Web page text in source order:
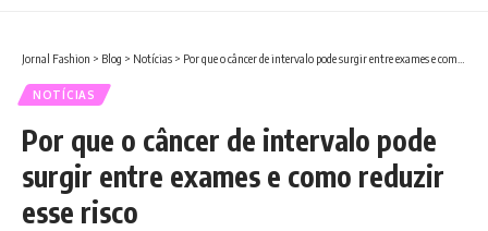
Jornal Fashion > Blog > Notícias > Por que o câncer de intervalo pode surgir entre exames e como reduzir esse risco
NOTÍCIAS
Por que o câncer de intervalo pode
surgir entre exames e como reduzir
esse risco